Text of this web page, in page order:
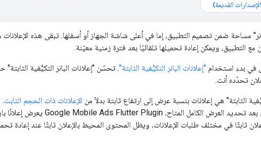
مساحة ضمن تصميم التطبيق، إما في أعلى شاشة الجهاز أو أسفلها. تبقى هذه
التطبيق، ويمكن إعادة تحميلها تلقائيًا بعد فترة زمنية معيّنة.
في بدء استخدام "إعلانات البانر التكيُّفية الثابتة". تحسّن "إعلانات البانر التكيُّفية الثابتة"
تحدّده أنت.
الثابتة" هي إعلانات بنسبة عرض إلى ارتفاع ثابتة بدلاً من الإعلانات ذات الحجم الثابت.
Google Mobile Ads Flutter Plugin يعرض إعلانًا
ثابتًا في مختلف طلبات الإعلانات، ويظل المحتوى المحيط بالإعلان ثابتًا عند إعادة